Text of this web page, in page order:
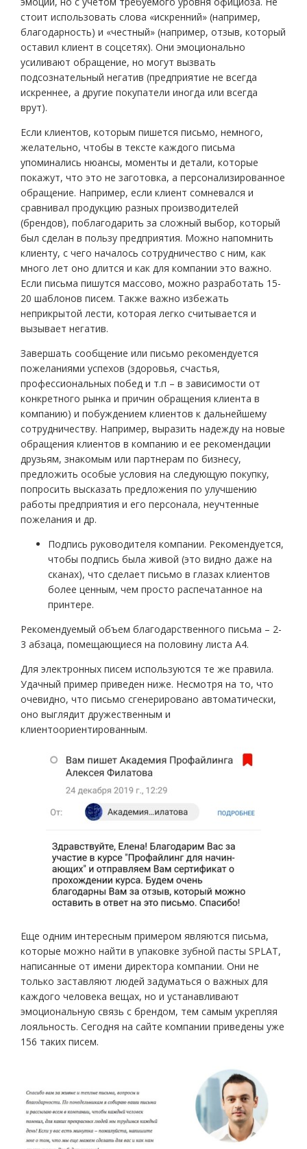
стоит использовать слова «искренний» (например,
благодарность) и «честный» (например, отзыв, который
оставил клиент в соцсетях). Они эмоционально
усиливают обращение, но могут вызвать
подсознательный негатив (предприятие не всегда
искреннее, а другие покупатели иногда или всегда
врут).
Если клиентов, которым пишется письмо, немного,
желательно, чтобы в тексте каждого письма
упоминались нюансы, моменты и детали, которые
покажут, что это не заготовка, а персонализированное
обращение. Например, если клиент сомневался и
сравнивал продукцию разных производителей
(брендов), поблагодарить за сложный выбор, который
был сделан в пользу предприятия. Можно напомнить
клиенту, с чего началось сотрудничество с ним, как
много лет оно длится и как для компании это важно.
Если письма пишутся массово, можно разработать 15-
20 шаблонов писем. Также важно избежать
неприкрытой лести, которая легко считывается и
вызывает негатив.
Завершать сообщение или письмо рекомендуется
пожеланиями успехов (здоровья, счастья,
профессиональных побед и т.п – в зависимости от
конкретного рынка и причин обращения клиента в
компанию) и побуждением клиентов к дальнейшему
сотрудничеству. Например, выразить надежду на новые
обращения клиентов в компанию и ее рекомендации
друзьям, знакомым или партнерам по бизнесу,
предложить особые условия на следующую покупку,
попросить высказать предложения по улучшению
работы предприятия и его персонала, неучтенные
пожелания и др.
Подпись руководителя компании. Рекомендуется,
чтобы подпись была живой (это видно даже на
сканах), что сделает письмо в глазах клиентов
более ценным, чем просто распечатанное на
принтере.
Рекомендуемый объем благодарственного письма – 2-
3 абзаца, помещающиеся на половину листа А4.
Для электронных писем используются те же правила.
Удачный пример приведен ниже. Несмотря на то, что
очевидно, что письмо сгенерировано автоматически,
оно выглядит дружественным и
клиентоориентированным.
Еще одним интересным примером являются письма,
которые можно найти в упаковке зубной пасты SPLAT,
написанные от имени директора компании. Они не
только заставляют людей задуматься о важных для
каждого человека вещах, но и устанавливают
эмоциональную связь с брендом, тем самым укрепляя
лояльность. Сегодня на сайте компании приведены уже
156 таких писем.